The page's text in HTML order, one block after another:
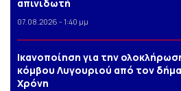
απινιδωτή
07.08.2026 - 1:40 μμ
Iκανοποίηση για την
κόμβου Λυγουριού από τον
Χρόνη